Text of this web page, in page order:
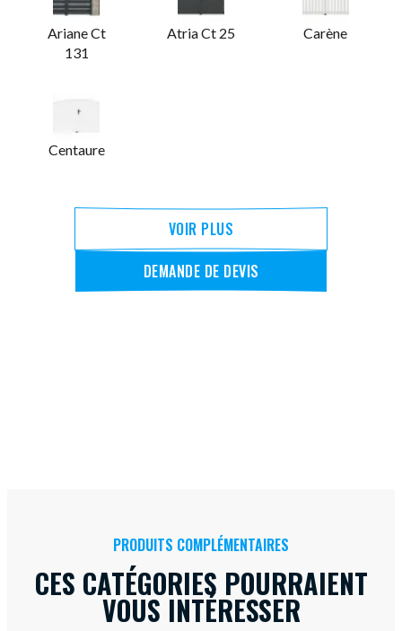
Ariane Ct
131
Atria Ct 25 Carène
Centaure
VOIR PLUS
DEMANDE DE DEVIS
PRODUITS COMPLÉMENTAIRES
CES CATÉGORIES POURRAIENT
VOUS INTÉRESSER